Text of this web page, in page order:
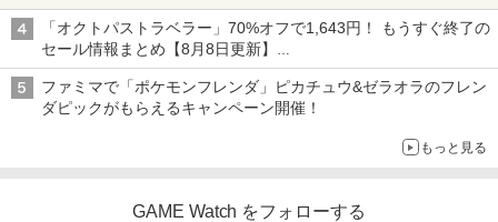
ライン販売開始
「オクトパストラベラー」70%オフで1,643円！ もうすぐ終了の
セール情報まとめ【8月8日更新】
ニンテンドーeショップでは「大神 絶景版」が67%オフで990円
ファミマで「ポケモンフレンダ」ピカチュウ&ゼラオラのフレン
ダピックがもらえるキャンペーン開催！
もっと見る
GAME Watch をフォローする